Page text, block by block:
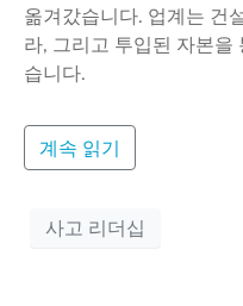
옮겨갔습니다. 업계는 건
라, 그리고 투입된 자본을
습니다.
계속 읽기
사고 리더십